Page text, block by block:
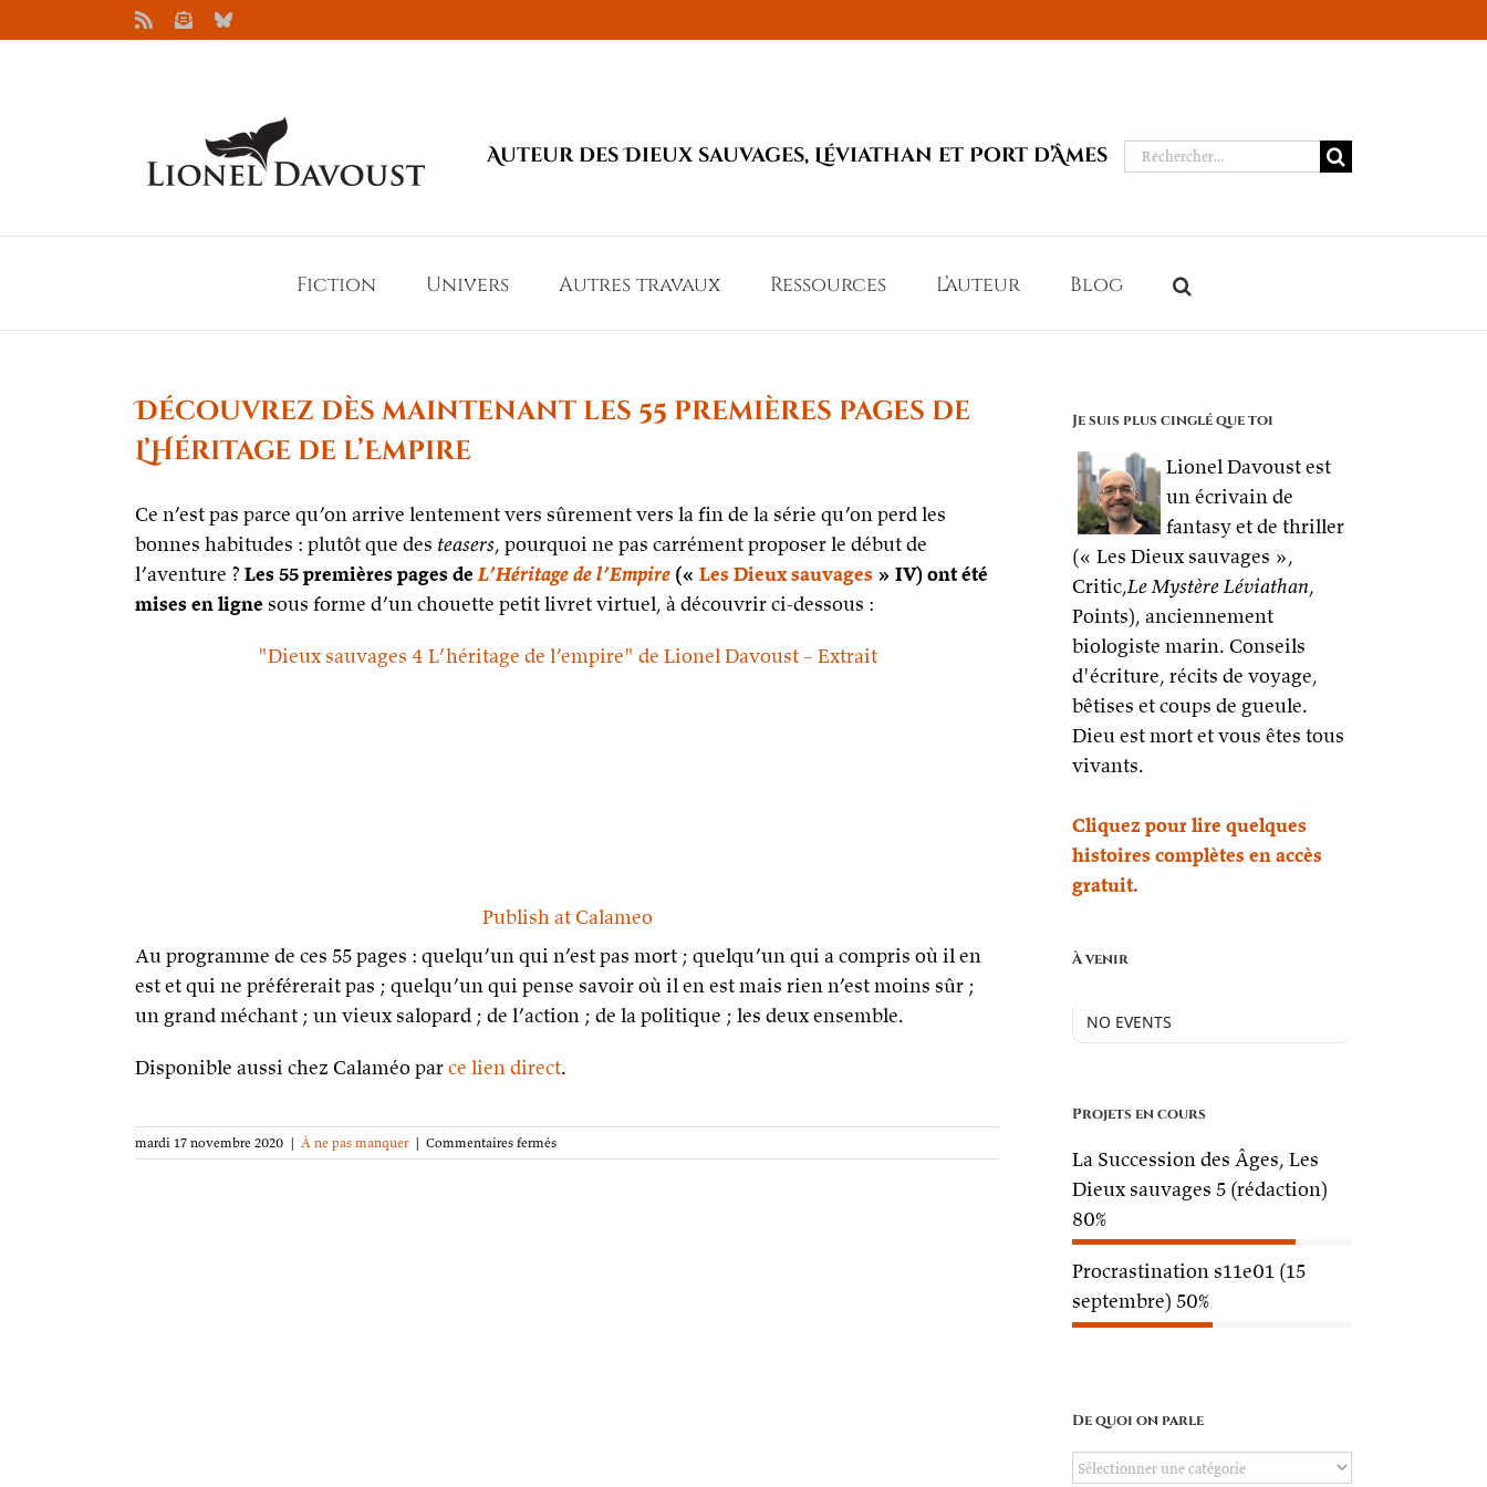
au
Rss Newsletter
Bluesky
Auteur des Dieux sauvages, Léviathan et Port d’Âmes Rechercher:
Fiction Univers Autres travaux Ressources L’auteur Blog
Découvrez dès maintenant les 55 premières pages de
L’Héritage de l’Empire
Ce n’est pas parce qu’on arrive lentement vers sûrement vers la fin de la série qu’on perd les
bonnes habitudes : plutôt que des teasers, pourquoi ne pas carrément proposer le début de
l’aventure ? Les 55 premières pages deL’Héritage de l’Empire (« Les Dieux sauvages » IV) ont été
mises en ligne sous forme d’un chouette petit livret virtuel, à découvrir ci-dessous :
"Dieux sauvages 4 L’héritage de l’empire" de Lionel Davoust – Extrait
Publish at Calameo
Au programme de ces 55 pages : quelqu’un qui n’est pas mort ; quelqu’un qui a compris où il en
est et qui ne préférerait pas ; quelqu’un qui pense savoir où il en est mais rien n’est moins sûr ;
un grand méchant ; un vieux salopard ; de l’action ; de la politique ; les deux ensemble.
Disponible aussi chez Calaméo parce lien direct.
mardi 17 novembre 2020 | À ne pas manquer | Commentaires ferméssur
Découvrez
Je suis plus cinglé que toi
Lionel Davoust est
un écrivain de
fantasy et de thriller
(« Les Dieux sauvages »,
Critic,Le Mystère Léviathan,
Points), anciennement
biologiste marin. Conseils
d'écriture, récits de voyage,
bêtises et coups de gueule.
Dieu est mort et vous êtes tous
vivants.
Cliquez pour lire quelques
histoires complètes en accès
gratuit.
À venir
NO EVENTS
Projets en cours
La Succession des Âges, Les
Dieux sauvages 5 (rédaction)
80%
Procrastination s11e01 (15
septembre) 50%
De quoi on parle
De